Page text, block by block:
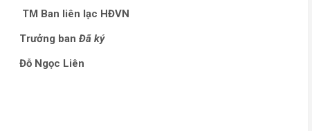
TM Ban liên lạc HĐVN
Trưởng ban Đã ký
Đỗ Ngọc Liên